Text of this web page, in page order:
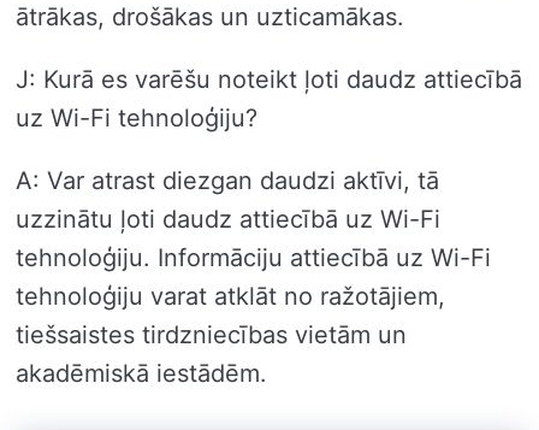
ātrākas, drošākas un uzticamākas.
J: Kurā es varēšu noteikt ļoti daudz attiecībā
uz Wi-Fi tehnoloģiju?
A: Var atrast diezgan daudzi aktīvi, tā
uzzinātu ļoti daudz attiecībā uz Wi-Fi
tehnoloģiju. Informāciju attiecībā uz Wi-Fi
tehnoloģiju varat atklāt no ražotājiem,
tiešsaistes tirdzniecības vietām un
akadēmiskā iestādēm.